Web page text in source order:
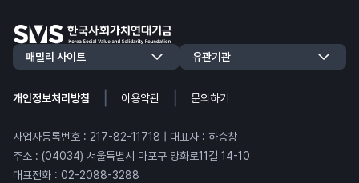
개인정보처리방침 이용약관 문의하기
사업자등록번호 : 217-82-11718 | 대표자 : 하승창
주소 : (04034) 서울특별시 마포구 양화로11길 14-10
대표전화 : 02-2088-3288